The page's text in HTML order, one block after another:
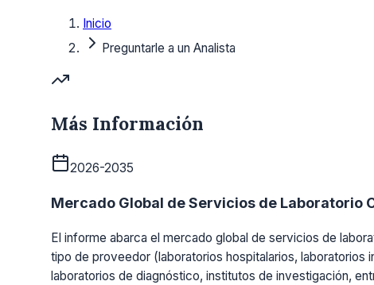
Inicio
Preguntarle a un Analista
Más Información
2026-2035
Mercado Global de Servicios de Laboratorio
El informe abarca el mercado global de servicios de
tipo de proveedor (laboratorios hospitalarios,
laboratorios de diagnóstico, institutos de investigación,